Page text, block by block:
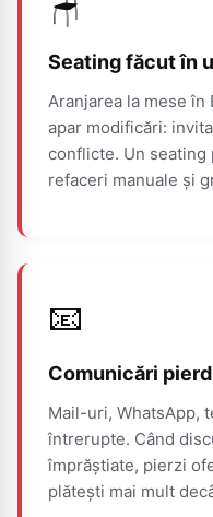
Seating făcut în
Aranjarea la mese în
apar modificări:
conflicte. Un seating
refaceri manuale și
📧
Comunicări
Mail-uri, WhatsApp,
întrerupte. Când
împrăștiate, pierzi
plătești mai mult